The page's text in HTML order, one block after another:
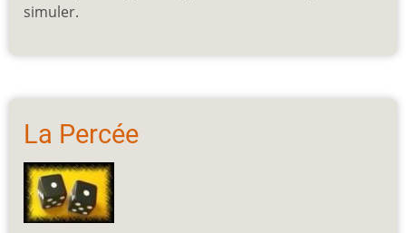
simuler.
La Percée